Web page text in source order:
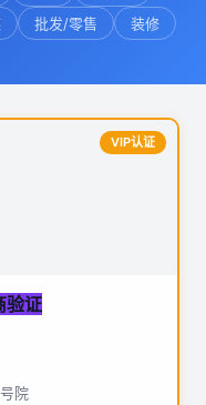
批发/零售 装修
VIP认证
验证
院